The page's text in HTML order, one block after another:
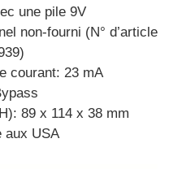
une pile 9V
non-fourni (N° d’article
courant: 23 mA
89 x 114 x 38 mm
aux USA